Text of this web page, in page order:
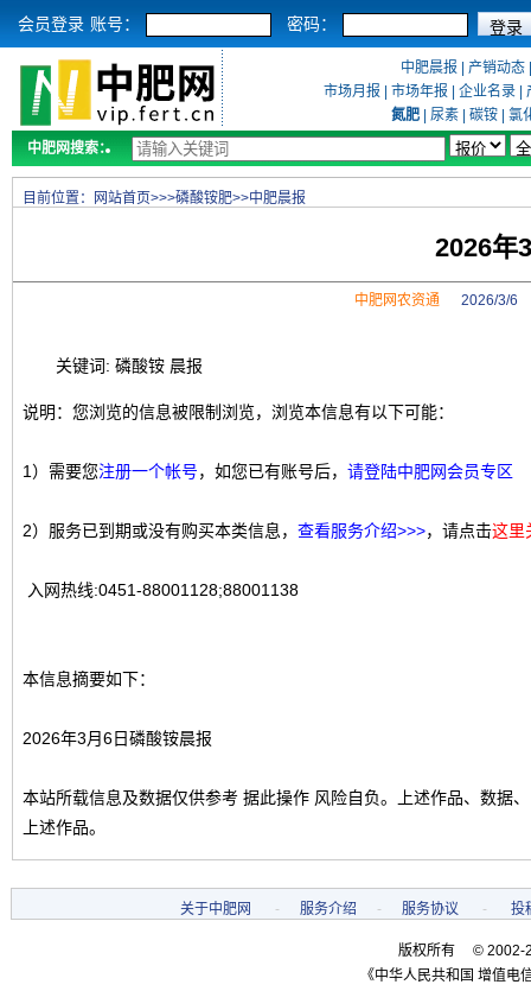
会员登录 账号： 密码：
中肥晨报 产销动态
市场月报
市场年报 企业名录
氮肥
尿素 碳铵
氯
中肥网搜索：
目前位置： 网站首页>>>磷酸铵肥>>中肥晨报
2026年
中肥网农资通2026/3/6
关键词: 磷酸铵 晨报
说明：您浏览的信息被限制浏览，浏览本信息有以下可能：
1）需要您注册一个帐号，如您已有账号后， 请登陆中肥网会员专区
2）服务已到期或没有购买本类信息， 查看服务介绍>>>，请点击这里
入网热线:0451-88001128;88001138
本信息摘要如下：
2026年3月6日磷酸铵晨报
本站所载信息及数据仅供参考 据此操作 风险自负。上述作品、数据
上述作品。
关于中肥网 - 服务介绍 - 服务协议 - 投
版权所有 © 2002-
《中华人民共和国 增值电